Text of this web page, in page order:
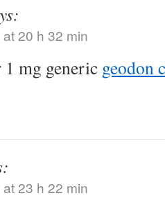
20 h 32 min
mg generic geodon
23 h 22 min